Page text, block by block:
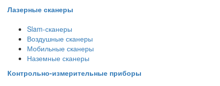
Лазерные сканеры
Slam-сканеры
Воздушные сканеры
Мобильные сканеры
Наземные сканеры
Контрольно-измерительные приборы